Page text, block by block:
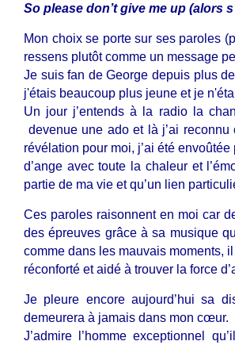
So please don’t give me up (alors
Mon choix se porte sur ses paroles
ressens plutôt comme un message
Je suis fan de George depuis plus
j'étais beaucoup plus jeune et je
Un jour j’entends à la radio la
devenue une ado et là j’ai
révélation pour moi, j’ai été envoûtée
d’ange avec toute la chaleur et
partie de ma vie et qu’un lien
Ces paroles raisonnent en moi car
des épreuves grâce à sa musique
comme dans les mauvais moments, il
réconforté et aidé à trouver la force
Je pleure encore aujourd’hui sa
demeurera à jamais dans mon cœur.
J’admire l’homme exceptionnel